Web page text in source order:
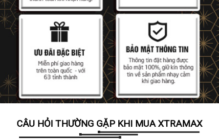
CÂU HỎI THƯỜNG GẶP KHI MUA XTRAMAX